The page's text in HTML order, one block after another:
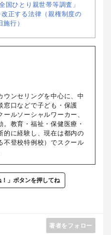
国ひとり親世帯等調査」
正する法律（親権制度の
行）
ウンセリングを中心に、中
窓口などで子ども・保護
ルソーシャルワーカー、
教育・福祉・保健医療・
的に経験し、現在は都内の
不登校特例校）でスクール
」ボタンを押してね
著者をフォロー